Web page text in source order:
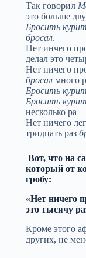
Так говорил
это больше
Бросить
бросал.
Нет инчего
делал это
Нет ничего
бросалмного
Бросить
Бросить
несколько ра
Нет ничего
тридцать раз
Вот, что на
который от
гробу:
«Нет ничего
это тысячу
Кроме этого
других, не